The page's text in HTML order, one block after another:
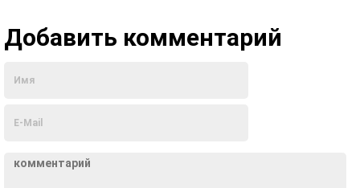
Добавить комментарий